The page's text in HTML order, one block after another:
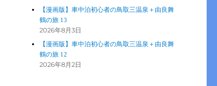
【漫画版】車中泊初心者の鳥取三温泉＋由良舞
鶴の旅 13
2026年8月3日
【漫画版】車中泊初心者の鳥取三温泉＋由良舞
鶴の旅 12
2026年8月2日